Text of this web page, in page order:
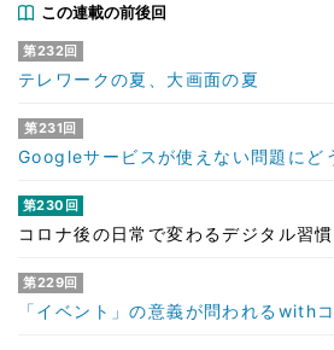
この連載の前後回
第232回
テレワークの夏、大画面の夏
第231回
Googleサービスが使えない問題にど
第230回
コロナ後の日常で変わるデジタル習慣
第229回
「イベント」の意義が問われるwith